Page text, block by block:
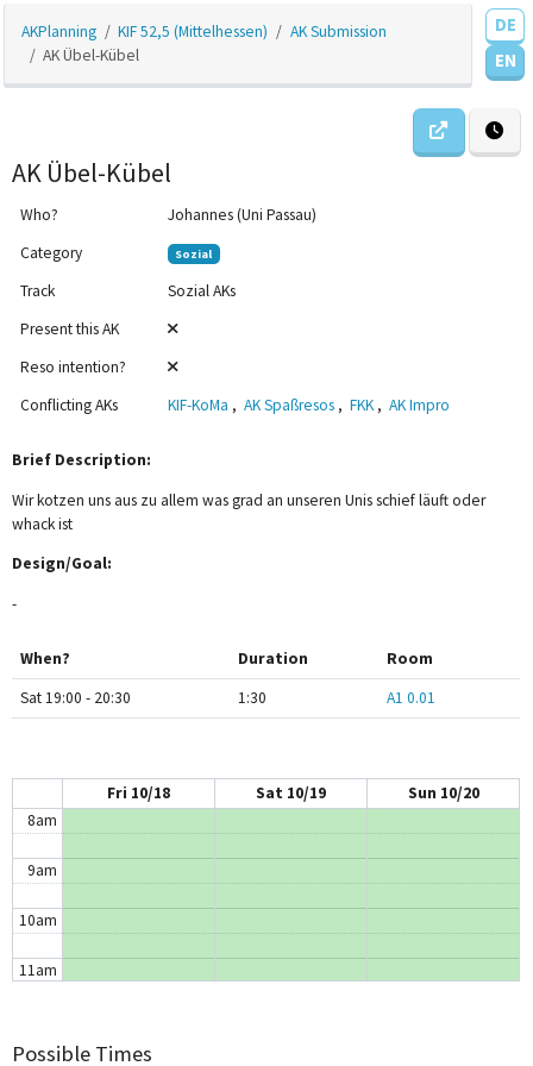
DE
EN
AKPlanning KIF 52,5 (Mittelhessen)
AK Submission
AK Übel-Kübel
AK Übel-Kübel
Who?
Johannes (Uni Passau)
Category
Sozial
Track
Sozial AKs
Present this AK
Reso intention?
Conflicting AKs
KIF-KoMa , AK Spaßresos, FKK, AK Impro
Brief Description:
Wir kotzen uns aus zu allem was grad an unseren Unis schief läuft oder
whack ist
Design/Goal:
-
When? Duration
Room
Sat 19:00 - 20:30
1:30 A1 0.01
Fri 10/18 Sat 10/19 Sun 10/20
1am
2am
3am
5am
6am
8am
9am
10am
11am
Possible Times